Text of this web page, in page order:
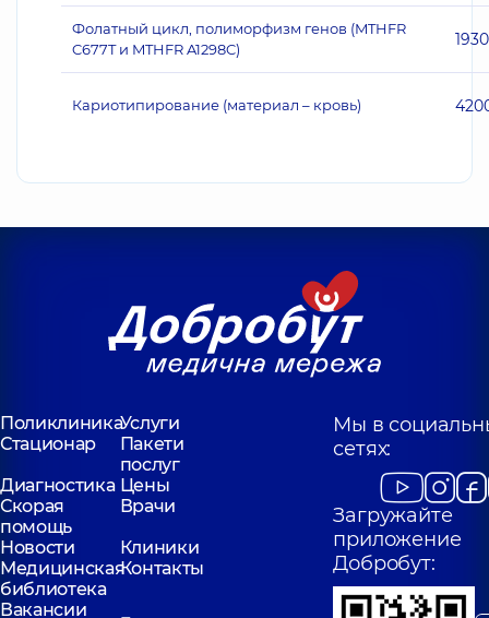
Фолатный цикл, полиморфизм генов (MTHFR
C677T и MTHFR A1298C)
1930
Кариотипирование (материал – кровь)
ПоликлиникаУслуги
Стационар
Пакети
послуг
Диагностика Цены
Скорая
помощь
Врачи
Новости
Клиники
Медицинская
библиотека
Контакты
Вакансии
Мы в
сетях:
Загружайте
приложение
Добробут: